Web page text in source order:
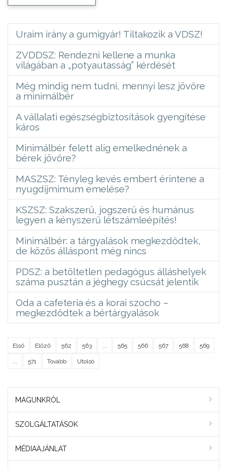
Uraim irány a gumigyár! Tiltakozik a VDSZ!
ZVDDSZ: Rendezni kellene a munka
világában a „potyautasság” kérdését
Még mindig nem tudni, mennyi lesz jövőre
a minimálbér
A vállalati egészségbiztosítások gyengítése
káros
Minimálbér felett alig emelkednének a
bérek jövőre?
MASZSZ: Tényleg kevés embert érintene a
nyugdíjmimum emelése?
KSZSZ: Szakszerű, jogszerű és humánus
legyen a kényszerű létszámleépítés!
Minimálbér: a tárgyalások megkezdődtek,
de közös álláspont még nincs
PDSZ: a betöltetlen pedagógus álláshelyek
száma pusztán a jéghegy csúcsát jelentik
Oda a cafeteria és a korai szocho –
megkezdődtek a bértárgyalások
Első Előző 562 563 ... 565 566 567 568 569
... 571 Tovább Utolsó
MAGUNKRÓL
SZOLGÁLTATÁSOK
MÉDIAAJÁNLAT